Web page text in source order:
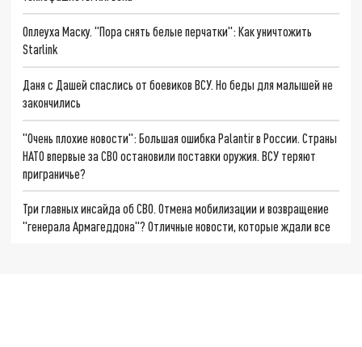
Оплеуха Маску. "Пора снять белые перчатки": Как уничтожить
Starlink
Даня с Дашей спаслись от боевиков ВСУ. Но беды для малышей не
закончились
"Очень плохие новости": Большая ошибка Palantir в России. Страны
НАТО впервые за СВО остановили поставки оружия. ВСУ теряют
приграничье?
Три главных инсайда об СВО. Отмена мобилизации и возвращение
"генерала Армагеддона"? Отличные новости, которые ждали все